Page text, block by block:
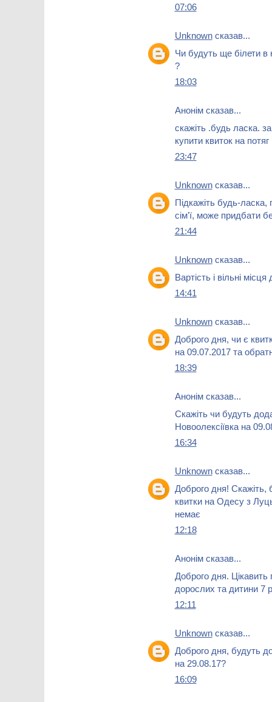
07:06
Unknownсказав...
Чи будуть ще білети в
?
18:03
Анонім сказав...
скажіть .будь ласка.
купити квиток на
23:47
Unknownсказав...
Підкажіть будь-ласка,
сім'ї, може придбати
21:44
Unknownсказав...
Вартість і вільні
14:41
Unknownсказав...
Доброго дня, чи є
на 09.07.2017 та
18:39
Анонім сказав...
Скажіть чи будуть
Новоолексіївка на
16:34
Unknownсказав...
Доброго дня! Скажіть,
квитки на Одесу з
немає
12:18
Анонім сказав...
Доброго дня.
дорослих та дитини 7
12:11
Unknownсказав...
Доброго дня, будуть
на 29.08.17?
16:09